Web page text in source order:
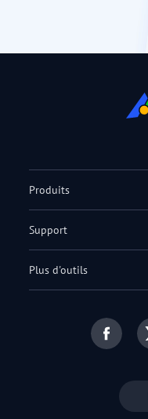
Produits
Support
Plus d'outils